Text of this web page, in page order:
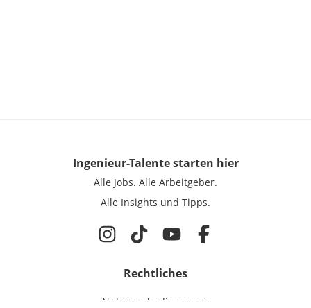
Ingenieur-Talentestarten hier
Alle Jobs. Alle Arbeitgeber.
Alle Insights und Tipps.
Rechtliches
Nutzungsbedingungen